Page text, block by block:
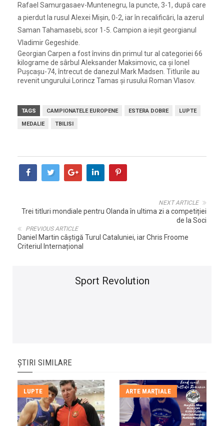
Rafael Samurgasaev-Muntenegru, la puncte, 3-1, după care
a pierdut la rusul Alexei Mișin, 0-2, iar în recalificări, la azerul
Saman Tahamasebi, scor 1-5. Campion a ieșit georgianul
Vladimir Gegeshide.
Georgian Carpen a fost învins din primul tur al categoriei 66
kilograme de sârbul Aleksander Maksimovic, ca și Ionel
Pușcașu-74, întrecut de danezul Mark Madsen. Titlurile au
revenit ungurului Lorincz Tamas și rusului Roman Vlasov.
TAGS CAMPIONATELE EUROPENE ESTERA DOBRE
LUPTE
MEDALIE
TBILISI
NEXT ARTICLE
Trei titluri mondiale pentru Olanda în ultima zi a competiției
de la Soci
PREVIOUS ARTICLE
Daniel Martin câștigă Turul Cataluniei, iar Chris Froome
Criteriul Internațional
Sport Revolution
ȘTIRI SIMILARE
LUPTE ARTE MARŢIALE